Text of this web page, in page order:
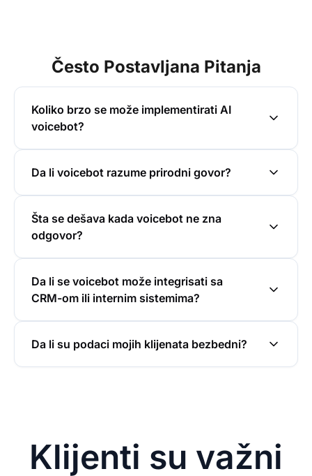
Često Postavljana Pitanja
Koliko brzo se može implementirati AI
voicebot?
Da li voicebot razume prirodni govor?
Šta se dešava kada voicebot ne zna
odgovor?
Da li se voicebot može integrisati sa
CRM-om ili internim sistemima?
Da li su podaci mojih klijenata bezbedni?
Klijenti su važni